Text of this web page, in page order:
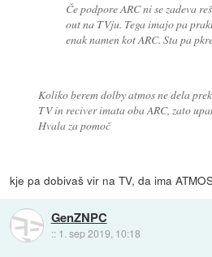
Če podpore ARC ni se zadeva
out na TVju. Tega imajo pa
enak namen kot ARC. Sta pa
Koliko berem dolby atmos ne dela
TV in reciver imata oba ARC, zato
Hvala za pomoč
kje pa dobivaš vir na TV, da ima
GenZNPC
:: 1. sep 2019, 10:18